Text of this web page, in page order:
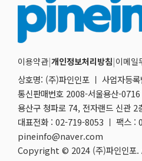
이용약관|개인정보처리방침|이메일
상호명: (주)파인인포 ㅣ 사업자등
통신판매번호 2008-서울용산-
용산구 청파로 74, 전자랜드 신관 2
대표전화 : 02-719-8053 ㅣ 팩스 :
pineinfo@naver.com
Copyright © 2024 (주)파인인